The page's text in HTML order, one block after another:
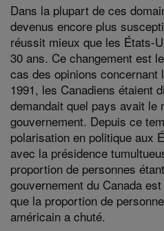
Dans la plupart de ces
devenus encore plus
réussit mieux que les États-
30 ans. Ce changement est
cas des opinions concernant
1991, les Canadiens étaient
demandait quel pays avait le
gouvernement. Depuis ce
polarisation en politique aux
avec la présidence
proportion de personnes
gouvernement du Canada
que la proportion de
américain a chuté.